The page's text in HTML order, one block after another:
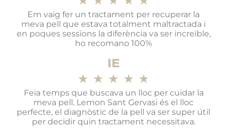
Em vaig fer un tractament per recuperar la
meva pell que estava totalment maltractada i
en poques sessions la diferència va ser increïble,
ho recomano 100%
IE
★ ★ ★ ★ ★
Feia temps que buscava un lloc per cuidar la
meva pell. Lemon Sant Gervasi és el lloc
perfecte, el diagnòstic de la pell va ser super útil
per decidir quin tractament necessitava.